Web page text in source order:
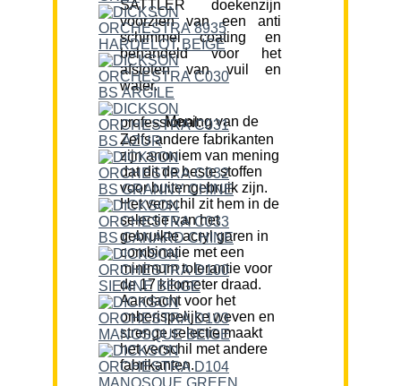
SATTLER doekenzijn
voorzien van een anti
schimmel coating en
behandeld voor het
afstoten van vuil en
water.
Mening van de professional:
Zelfs andere fabrikanten
zijn anoniem van mening
dat dit de beste stoffen
voor buitengebruik zijn.
Het verschil zit hem in de
selectie van het
gebruikte acryl garen in
combinatie met een
minimum tolerantie voor
de 17 kilometer draad.
Aandacht voor het
onberispelijke weven en
strenge selectie maakt
het verschil met andere
fabrikanten.